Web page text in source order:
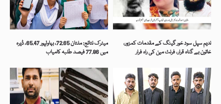
میٹرک نتائج: ملتان 72.65، بہاولپور 65.47، ڈیرہ
میں 77.86 فیصد طلبہ کامیاب
ندیم سپل سود خور گینگ کے مقدمات کمزور،
خاتون بے گناہ قرار، فرنٹ مین کی راہ فرار